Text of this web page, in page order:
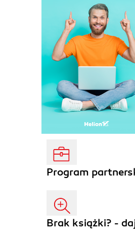
Program
Brak książki? -